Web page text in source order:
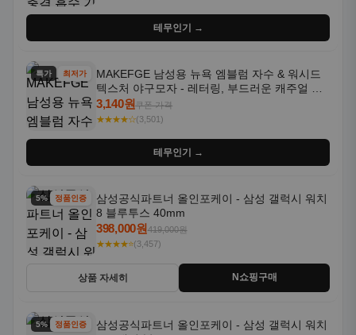
테무인기 →
특가 최저가
MAKEFGE 남성용 뉴욕 엠블럼 자수 & 워시드
텍스처 야구모자 - 레터링, 부드러운 캐주얼 모
자, NYC 스타일
3,140원쿠폰 가격
★★★★☆(3,501)
테무인기 →
5% 할인정품인증
삼성공식파트너 올인포케이 - 삼성 갤럭시 워치
8 블루투스 40mm
398,000원419,000원
★★★★⭐(3,457)
상품 자세히 N쇼핑구매
5% 할인정품인증
삼성공식파트너 올인포케이 - 삼성 갤럭시 워치